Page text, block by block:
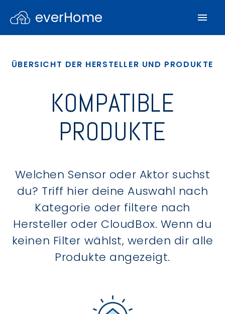
everHome
ÜBERSICHT DER HERSTELLER UND PRODUKTE
KOMPATIBLE
PRODUKTE
Welchen Sensor oder Aktor suchst
du? Triff hier deine Auswahl nach
Kategorie oder filtere nach
Hersteller oder CloudBox. Wenn du
keinen Filter wählst, werden dir alle
Produkte angezeigt.